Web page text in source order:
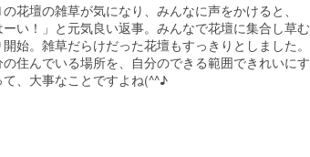
の花壇の雑草が気になり、みんなに声をかけると、
ーい！」と元気良い返事。みんなで花壇に集合し草む
開始。雑草だらけだった花壇もすっきりとしました。
の住んでいる場所を、自分のできる範囲できれいにす
て、大事なことですよね(^^♪